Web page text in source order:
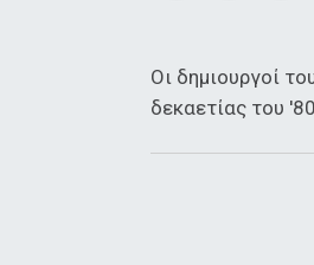
Οι δημιουργοί
δεκαετίας του